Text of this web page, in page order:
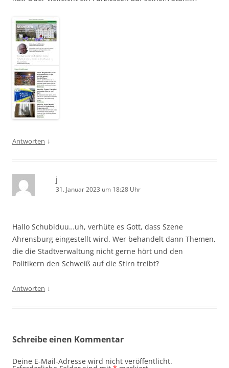
Antworten ↓
j
31. Januar 2023 um 18:28 Uhr
Hallo Schubiduu…uh, verhüte es Gott, dass Szene
Ahrensburg eingestellt wird. Wer behandelt dann Themen,
die die Stadtverwaltung nicht gerne hört und den
Politikern den Schweiß auf die Stirn treibt?
Antworten ↓
Schreibe einen Kommentar
Deine E-Mail-Adresse wird nicht veröffentlicht.